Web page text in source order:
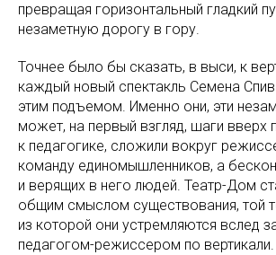
превращая горизонтальный гладкий
незаметную дорогу в гору.
Точнее было бы сказать, в выси, к
каждый новый спектакль Семена
этим подъемом. Именно они, эти
может, на первый взгляд, шаги вверх
к педагогике, сложили вокруг
команду единомышленников, а
и верящих в него людей. Театр-Дом
общим смыслом существования, той
из которой они устремляются вслед
педагогом-режиссером по